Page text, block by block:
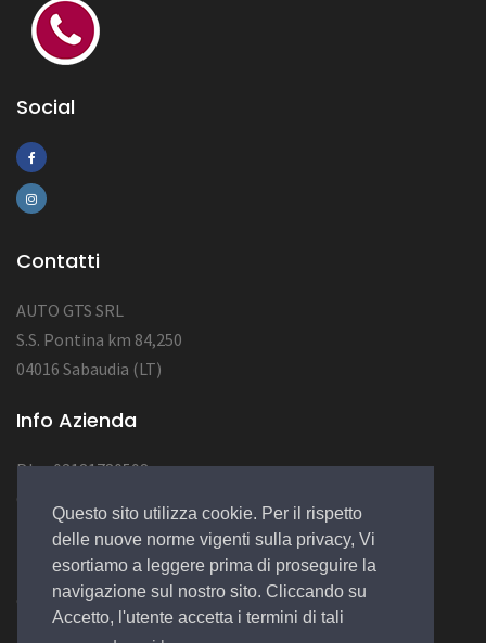
Questo sito utilizza cookie. Per il rispetto
delle nuove norme vigenti sulla privacy, Vi
esortiamo a leggere prima di proseguire la
navigazione sul nostro sito. Cliccando su
Accetto, l'utente accetta i termini di tali
Social
Contatti
AUTO GTS SRL
S.S. Pontina km 84,250
04016 Sabaudia (LT)
Info Azienda
P.Iva 03181780598
NUM REA LT123456
© 2022 Design by EGSoft